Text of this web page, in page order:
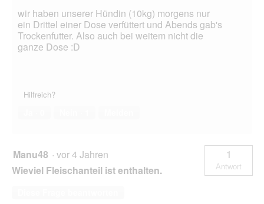
wir haben unserer Hündin (10kg) morgens nur
ein Drittel einer Dose verfüttert und Abends gab's
Trockenfutter. Also auch bei weitem nicht die
ganze Dose :D
Hilfreich?
Manu48 · vor 4 Jahren
Wieviel Fleischanteil ist enthalten.
1
Antwort